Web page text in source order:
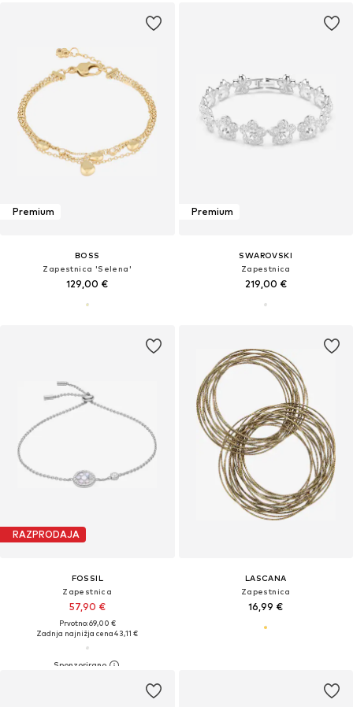
Premium
BOSS
Zapestnica 'Selena'
129,00 €
Premium
SWAROVSKI
Zapestnica
219,00 €
RAZPRODAJA
FOSSIL
Zapestnica
57,90 €
Prvotno: 69,00 €
Zadnja najnižja cena43,11 €
LASCANA
Zapestnica
16,99 €